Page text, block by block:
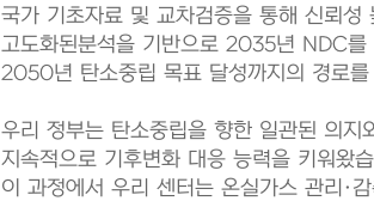
국가 기초자료 및 교차검증을 통해 신뢰성
고도화된분석을 기반으로 2035년 NDC를
2050년 탄소중립 목표 달성까지의 경로를
우리 정부는 탄소중립을 향한 일관된 의지
지속적으로 기후변화 대응 능력을 키워왔
이 과정에서 우리 센터는 온실가스 관리·